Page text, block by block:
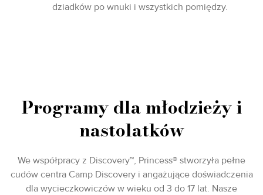
dziadków po wnuki i wszystkich pomiędzy.
Programy dla młodzieży i
nastolatków
We współpracy z Discovery™, Princess® stworzyła pełne
cudów centra Camp Discovery i angażujące doświadczenia
dla wycieczkowiczów w wieku od 3 do 17 lat. Nasze